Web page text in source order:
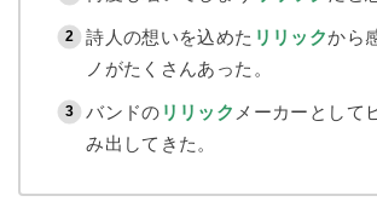
詩人の想いを込めた リリックから
ノがたくさんあった。
バンドの リリック メーカーとして
み出してきた。